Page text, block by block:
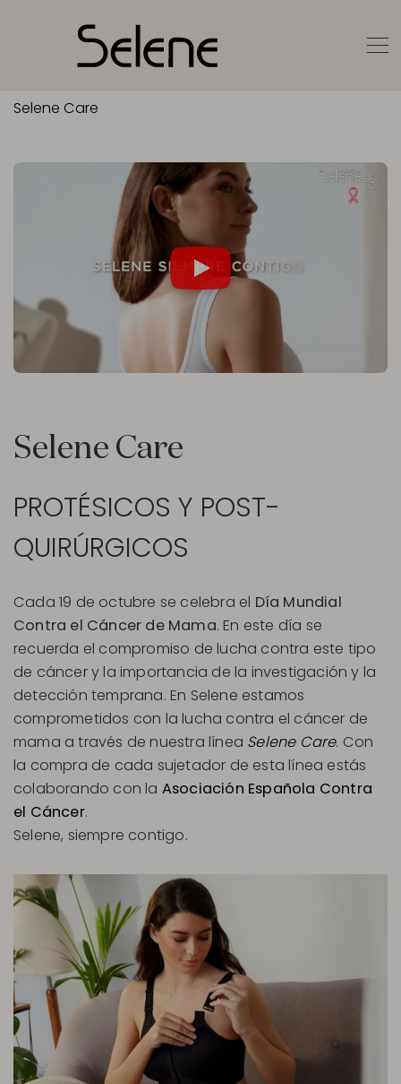
Selene Care
Selene Care
PROTÉSICOS Y POST-
QUIRÚRGICOS
Cada 19 de octubre se celebra el Día Mundial
Contra el Cáncer de Mama. En este día se
recuerda el compromiso de lucha contra este tipo
de cáncer y la importancia de la investigación y la
detección temprana. En Selene estamos
comprometidos con la lucha contra el cáncer de
mama a través de nuestra línea Selene Care. Con
la compra de cada sujetador de esta línea estás
colaborando con la Asociación Española Contra
el Cáncer.
Selene, siempre contigo.